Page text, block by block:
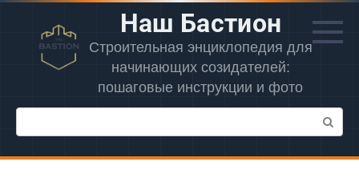
Перейти
контенту
Наш Бастион
Строительная энциклопедия для
начинающих созидателей:
пошаговые инструкции и фото
Поиск: